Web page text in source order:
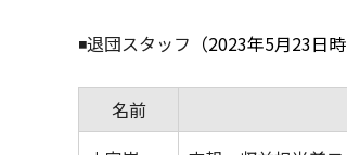
◾️退団スタッフ （2023年5月23日時
名前